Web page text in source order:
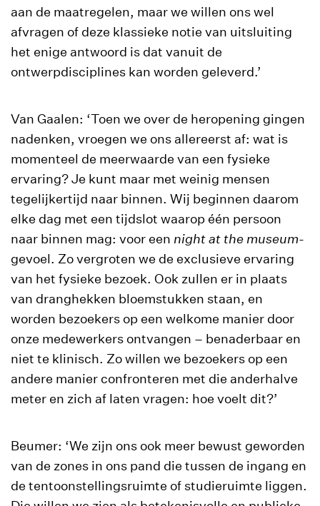
aan de maatregelen, maar we willen ons wel
afvragen of deze klassieke notie van uitsluiting
het enige antwoord is dat vanuit de
ontwerpdisciplines kan worden geleverd.’
Van Gaalen: ‘Toen we over de heropening gingen
nadenken, vroegen we ons allereerst af: wat is
momenteel de meerwaarde van een fysieke
ervaring? Je kunt maar met weinig mensen
tegelijkertijd naar binnen. Wij beginnen daarom
elke dag met een tijdslot waarop één persoon
naar binnen mag: voor een night at the museum-
gevoel. Zo vergroten we de exclusieve ervaring
van het fysieke bezoek. Ook zullen er in plaats
van dranghekken bloemstukken staan, en
worden bezoekers op een welkome manier door
onze medewerkers ontvangen – benaderbaar en
niet te klinisch. Zo willen we bezoekers op een
andere manier confronteren met die anderhalve
meter en zich af laten vragen: hoe voelt dit?’
Beumer: ‘We zijn ons ook meer bewust geworden
van de zones in ons pand die tussen de ingang en
de tentoonstellingsruimte of studieruimte liggen.